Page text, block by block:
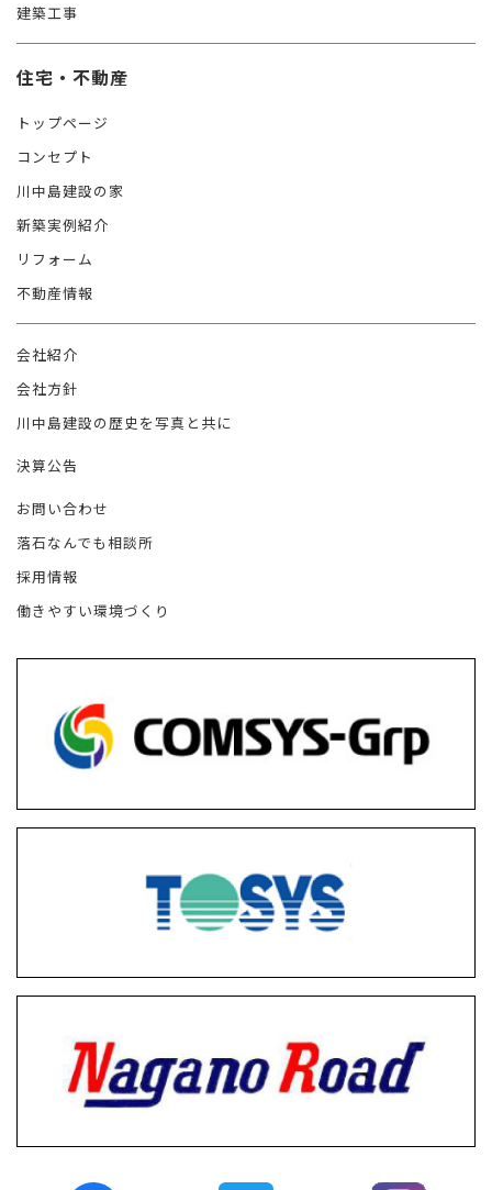
建築工事
住宅・不動産
トップページ
コンセプト
川中島建設の家
新築実例紹介
リフォーム
不動産情報
会社紹介
会社方針
川中島建設の歴史を写真と共に
決算公告
お問い合わせ
落石なんでも相談所
採用情報
働きやすい環境づくり